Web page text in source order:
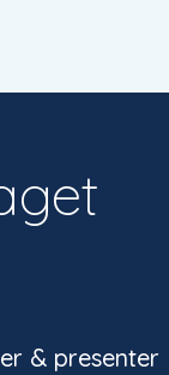
& presenter